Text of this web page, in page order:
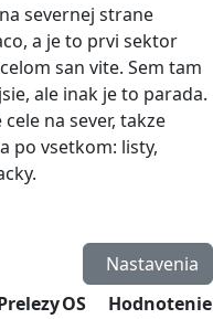
severnej strane
a je to prvi sektor
san vite. Sem tam
ale inak je to parada.
na sever, takze
po vsetkom: listy,
Nastavenia
OS
Hodnotenie